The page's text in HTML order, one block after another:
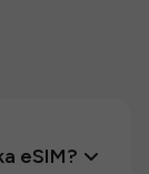
eSIM?